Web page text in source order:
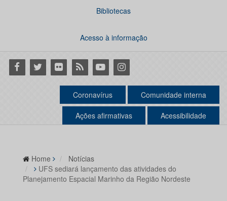
Bibliotecas
Acesso à informação
Facebook
Twitter Flickr RSS YoutubeInstagram
Coronavírus Comunidade interna
Ações afirmativas Acessibilidade
Home
Notícias
UFS sediará lançamento das atividades do
Planejamento Espacial Marinho da Região Nordeste